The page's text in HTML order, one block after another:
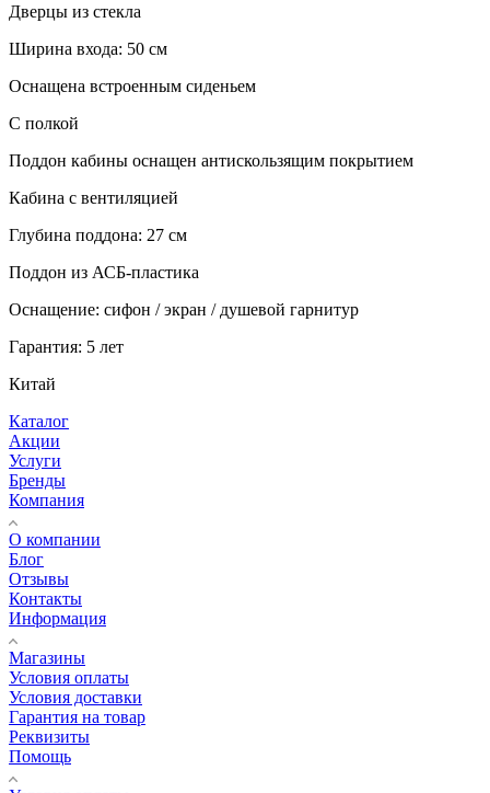
Дверцы из стекла
Ширина входа: 50 см
Оснащена встроенным сиденьем
С полкой
Поддон кабины оснащен антискользящим покрытием
Кабина с вентиляцией
Глубина поддона: 27 см
Поддон из АСБ-пластика
Оснащение: сифон / экран / душевой гарнитур
Гарантия: 5 лет
Китай
Каталог
Акции
Услуги
Бренды
Компания
О компании
Блог
Отзывы
Контакты
Информация
Магазины
Условия оплаты
Условия доставки
Гарантия на товар
Реквизиты
Помощь